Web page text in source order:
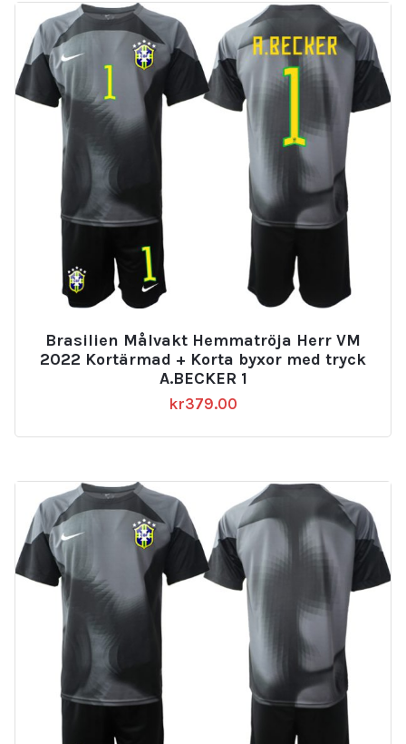
Brasilien Målvakt Hemmatröja Herr VM
2022 Kortärmad + Korta byxor med tryck
A.BECKER 1
kr379.00